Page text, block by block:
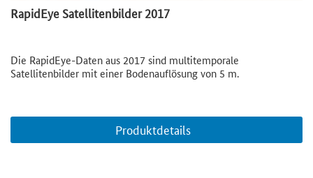
RapidEye Satellitenbilder 2017
Die RapidEye-Daten aus 2017 sind multitemporale
Satellitenbilder mit einer Bodenauflösung von 5 m.
Produktdetails